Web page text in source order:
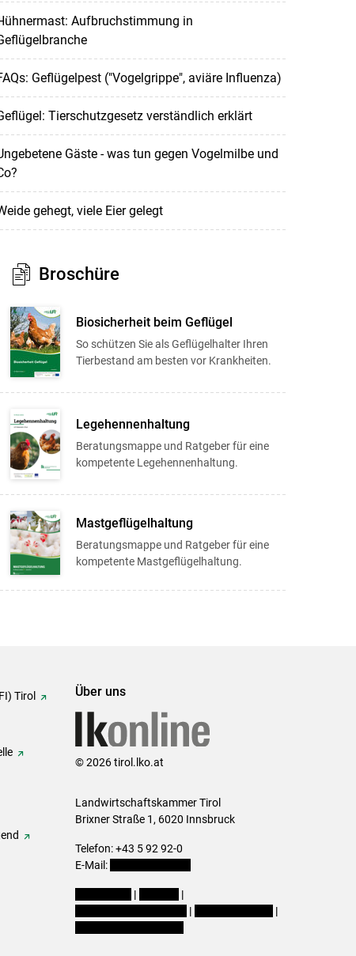
Aufbruchstimmung in
Geflügelpest ("Vogelgrippe", aviäre Influenza)
Tierschutzgesetz verständlich erklärt
Gäste - was tun gegen Vogelmilbe und
gehegt, viele Eier gelegt
Broschüre
Biosicherheit beim Geflügel
So schützen Sie als Geflügelhalter Ihren
Tierbestand am besten vor Krankheiten.
Legehennenhaltung
Beratungsmappe und Ratgeber für eine
kompetente Legehennenhaltung.
Mastgeflügelhaltung
Beratungsmappe und Ratgeber für eine
kompetente Mastgeflügelhaltung.
Tirol Über uns
© 2026 tirol.lko.at
Landwirtschaftskammer Tirol
Brixner Straße 1, 6020 Innsbruck
Telefon: +43 5 92 92-0
E-Mail:
|
|
|
|